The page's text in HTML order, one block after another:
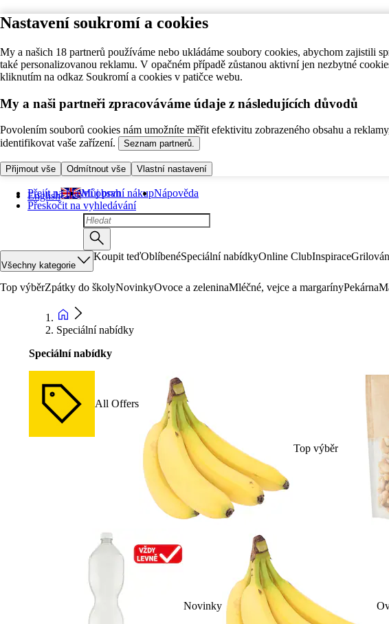
Nastavení soukromí a cookies
My a našich 18 partnerů používáme nebo ukládáme soubory cookies, abychom zajistili
také personalizovanou reklamu. V opačném případě zůstanou aktivní jen nezbytné
kliknutím na odkaz Soukromí a cookies v patičce webu.
My a naši partneři zpracováváme údaje z následujících důvodů
Povolením souborů cookies nám umožníte měřit efektivitu zobrazeného obsahu a
identifikovat vaše zařízení.
Seznam partnerů.
Přijmout vše Odmítnout vše Vlastní nastavení
Přejít na hlavní obsah
Přeskočit na vyhledávání
English Můj první nákupNápověda
Všechny kategorie
Koupit teďOblíbenéSpeciální nabídkyOnline ClubInspirace
Top výběrZpátky do školyNovinkyOvoce a zeleninaMléčné, vejce a margarínyPekárna
Speciální nabídky
Speciální nabídky
All Offers
Top výběr
Novinky